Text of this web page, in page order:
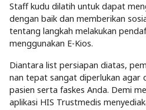
Staff kudu dilatih untuk dapat
dengan baik dan memberikan
tentang langkah melakukan
menggunakan E-Kios.
Diantara list persiapan diatas,
nan tepat sangat diperlukan agar
pasien serta faskes Anda. Demi
aplikasi HIS Trustmedis